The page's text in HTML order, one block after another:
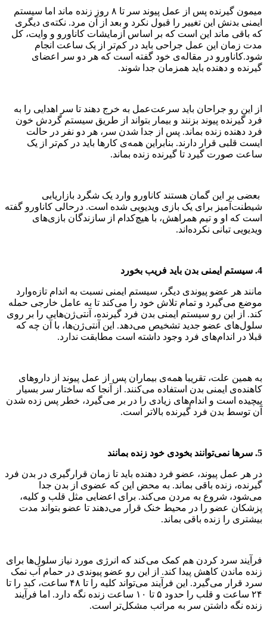
میمون گیرنده پس از عمل پیوند سر تا ۸ روز زنده ماند اما سیستم
ایمنی بدنش این تغییر را قبول نکرد و بعد از آن مرد. نکته‌ی دیگری
که باقی ماند این است که بر اساس آزمایشات کاناورو و وایت، کل
مدت زمان این عمل جراحی باید در کم‌تر از یک ساعت انجام
شود.کاناورو در مقاله‌ی خود گفته است که هر دو سر اعضای
گیرنده و دهنده باید همزمان جدا شوند.
از این رو جراحان باید سرعت‌عمل به خرج دهند تا سر اهدایی را به
فرد گیرنده پیوند بزنند و بیمار بتواند از طریق سیستم گردش خون
فرد دهنده زنده بماند. پس از جدا شدن سر، هر دو نفر در حالت
ایست قلبی قرار دارند. بنابراین همه‌ی کارها باید در کم‌تر از یک
ساعت صورت گیرد تا گیرنده زنده بماند.
بعضی بر این گمان هستند کاناورو وارد یک شگرد بازاریابی
شیطنت‌آمیز برای یک بازی ویدیویی شده است. درحالی کاناورو گفته
است که او و تیم همراهش، با هیچ‌کدام از سازندگان بازی‌های
ویدیویی تبانی نکرده‌اند.
4. سیستم ایمنی بدن باید فریب بخورد
مانند هر عضو پیوندی دیگر، سیستم ایمنی نسبت به اندام تازه‌وارد
موضع می‌گیرد و تمام تلاش خود را می‌کند تا به عامل خارجی حمله
کند. از این رو سیستم ایمنی بدن فرد گیرنده، آنتی‌ژن‌هایی را بر روی
سلول‌های عضو جدید تشخیص می‌دهد. این آنتی‌ژن‌ها، با آن چه که
قبلا در اندام‌های فرد وجود داشته است مطابقت ندارد.
به همین علت، تقریبا همه‌ی بیماران پس از عمل پیوند از داروهای
کاهنده‌ی ایمنی بدن استفاده می‌کنند. از آنجا که ساختار سر بسیار
پیچیده است و اندام‌های زیادی را در بر می‌گیرد، خطر پس زده شدن
آن توسط بدن فرد گیرنده بالاتر است.
5. سرها نمی‌توانند بخودی خود زنده بمانند
در هر عمل پیوند، عضو فرد دهنده باید تا زمان قرارگیری در بدن فرد
گیرنده، زنده باقی بماند. به محض این که عضوی از بدن جدا
می‌شود، شروع به مردن می‌کند. برای اعضایی مثل قلب و کلیه،
پزشکان عضو را در محیط خنک قرار می‌دهند تا عضو بتواند مدت
بیشتری را زنده باقی بماند.
فرآیند سرد کردن هم کمک می‌کند که انرژی مورد نیاز سلول‌ها برای
زنده ماندن کاهش پیدا کند. از این رو عضو پیوندی در حمام آب نمک
سرد قرار می‌گیرد. این فرآیند می‌تواند کلیه را تا ۴۸ ساعت، کبد را تا
۲۴ ساعت و قلب را حدود ۵ تا ۱۰ ساعت زنده نگه دارد. اما فرآیند
زنده نگه داشتن سر به مراتب مشکل‌تر است.